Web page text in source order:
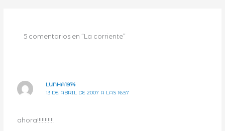
5 comentarios en “La corriente”
LUNHA1974
13 DE ABRIL DE 2007 A LAS 16:57
ahora!!!!!!!!!!!